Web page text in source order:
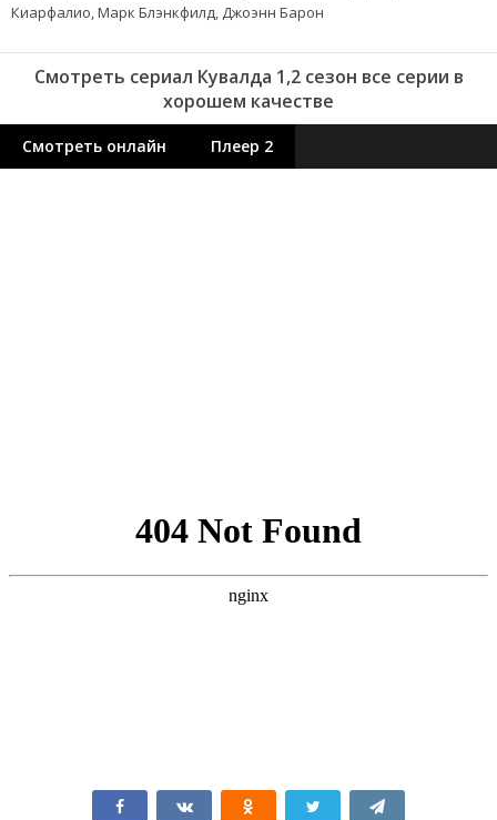
Киарфалио, Марк Блэнкфилд, Джоэнн Барон
Смотреть сериал Кувалда 1,2 сезон все серии в
хорошем качестве
Смотреть онлайн Плеер 2